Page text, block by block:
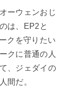
ーウェンおじ
は、EP2と
クを守りたい
クに普通の人
、ジェダイの
間だ。